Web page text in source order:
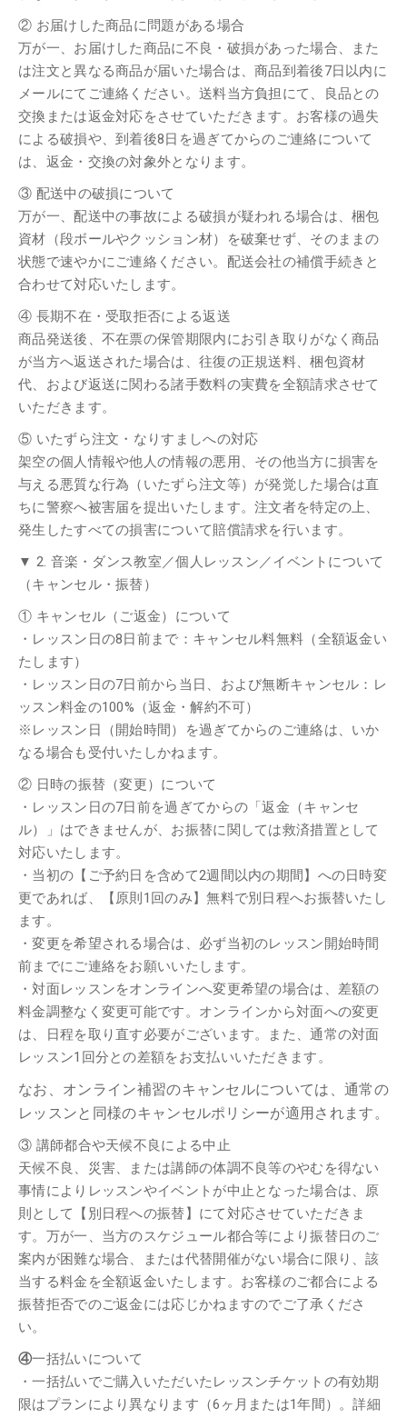
② お届けした商品に問題がある場合
万が一、お届けした商品に不良・破損があった場合、また
は注文と異なる商品が届いた場合は、商品到着後7日以内に
メールにてご連絡ください。送料当方負担にて、良品との
交換または返金対応をさせていただきます。お客様の過失
による破損や、到着後8日を過ぎてからのご連絡について
は、返金・交換の対象外となります。
③ 配送中の破損について
万が一、配送中の事故による破損が疑われる場合は、梱包
資材（段ボールやクッション材）を破棄せず、そのままの
状態で速やかにご連絡ください。配送会社の補償手続きと
合わせて対応いたします。
④ 長期不在・受取拒否による返送
商品発送後、不在票の保管期限内にお引き取りがなく商品
が当方へ返送された場合は、往復の正規送料、梱包資材
代、および返送に関わる諸手数料の実費を全額請求させて
いただきます。
⑤ いたずら注文・なりすましへの対応
架空の個人情報や他人の情報の悪用、その他当方に損害を
与える悪質な行為（いたずら注文等）が発觉した場合は直
ちに警察へ被害届を提出いたします。注文者を特定の上、
発生したすべての損害について賠償請求を行います。
▼ 2. 音楽・ダンス教室／個人レッスン／イベントについて
（キャンセル・振替）
① キャンセル（ご返金）について
・レッスン日の8日前まで：キャンセル料無料（全額返金い
たします）
・レッスン日の7日前から当日、および無断キャンセル：レ
ッスン料金の100%（返金・解約不可）
※レッスン日（開始時間）を過ぎてからのご連絡は、いか
なる場合も受付いたしかねます。
② 日時の振替（変更）について
・レッスン日の7日前を過ぎてからの「返金（キャンセ
ル）」はできませんが、お振替に関しては救済措置として
対応いたします。
・当初の【ご予約日を含めて2週間以内の期間】への日時変
更であれば、【原則1回のみ】無料で別日程へお振替いたし
ます。
・変更を希望される場合は、必ず当初のレッスン開始時間
前までにご連絡をお願いいたします。
・対面レッスンをオンラインへ変更希望の場合は、差額の
料金調整なく変更可能です。オンラインから対面への変更
は、日程を取り直す必要がございます。また、通常の対面
レッスン1回分との差額をお支払いいただきます。
なお、オンライン補習のキャンセルについては、通常の
レッスンと同様のキャンセルポリシーが適用されます。
③ 講師都合や天候不良による中止
天候不良、災害、または講師の体調不良等のやむを得ない
事情によりレッスンやイベントが中止となった場合は、原
則として【別日程への振替】にて対応させていただきま
す。万が一、当方のスケジュール都合等により振替日のご
案内が困難な場合、または代替開催がない場合に限り、該
当する料金を全額返金いたします。お客様のご都合による
振替拒否でのご返金には応じかねますのでご了承くださ
い。
④一括払いについて
・一括払いでご購入いただいたレッスンチケットの有効期
限はプランにより異なります（6ヶ月または1年間）。詳細